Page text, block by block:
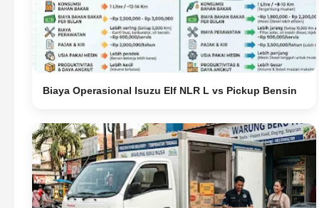
Biaya Operasional Isuzu Elf NLR L vs Pickup Bensin